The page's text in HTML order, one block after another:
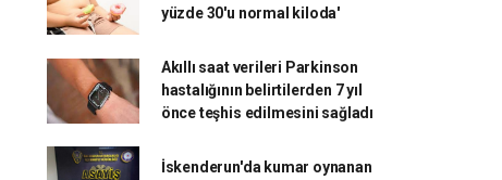
yüzde 30'u normal kiloda'
Akıllı saat verileri Parkinson
hastalığının belirtilerden 7 yıl
önce teşhis edilmesini sağladı
İskenderun'da kumar oynanan